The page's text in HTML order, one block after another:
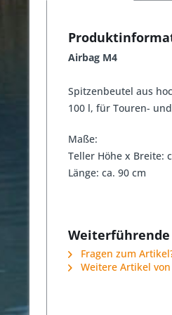
Airbag M4
Spitzenbeutel aus
100 l, für Touren-
Maße:
Teller Höhe x Breite:
Länge: ca. 90 cm
Weiterführende
Fragen zum
Weitere Artikel